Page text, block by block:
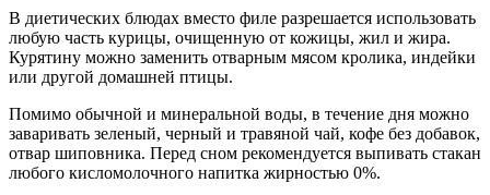
В диетических блюдах вместо филе разрешается использовать
любую часть курицы, очищенную от кожицы, жил и жира.
Курятину можно заменить отварным мясом кролика, индейки
или другой домашней птицы.
Помимо обычной и минеральной воды, в течение дня можно
заваривать зеленый, черный и травяной чай, кофе без добавок,
отвар шиповника. Перед сном рекомендуется выпивать стакан
любого кисломолочного напитка жирностью 0%.